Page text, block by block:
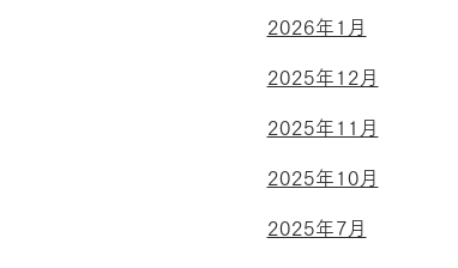
2026年1月
2025年12月
2025年11月
2025年10月
2025年7月